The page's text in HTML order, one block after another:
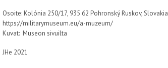
Osoite: Kolónia 250/17, 935 62 Pohronský Ruskov, Slovakia
https://militarymuseum.eu/a-muzeum/
Kuvat: Museon sivuilta
JHe 2021